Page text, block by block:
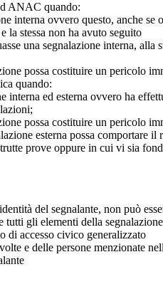
ANAC quando:
interna ovvero questo, anche
la stessa non ha avuto seguito
una segnalazione interna,
possa costituire un pericolo
quando:
interna ed esterna ovvero ha
possa costituire un pericolo
esterna possa
prove oppure in cui vi sia
del segnalante, non può
gli elementi della
di accesso civico generalizzato
e delle persone menzionate